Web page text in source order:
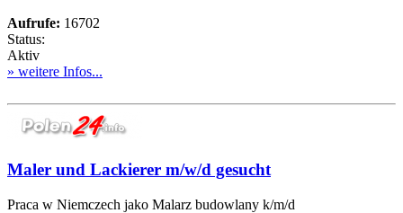
Aufrufe: 16702
Status:
Aktiv
» weitere Infos...
Maler und Lackierer m/w/d gesucht
Praca w Niemczech jako Malarz budowlany k/m/d